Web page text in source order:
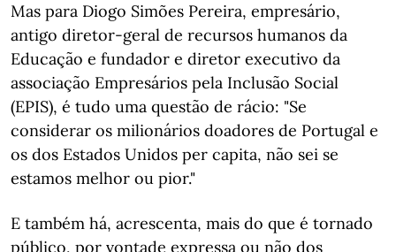
Mas para Diogo Simões Pereira, empresário,
antigo diretor-geral de recursos humanos da
Educação e fundador e diretor executivo da
associação Empresários pela Inclusão Social
(EPIS), é tudo uma questão de rácio: "Se
considerar os milionários doadores de Portugal e
os dos Estados Unidos per capita, não sei se
estamos melhor ou pior."
E também há, acrescenta, mais do que é tornado
público, por vontade expressa ou não dos